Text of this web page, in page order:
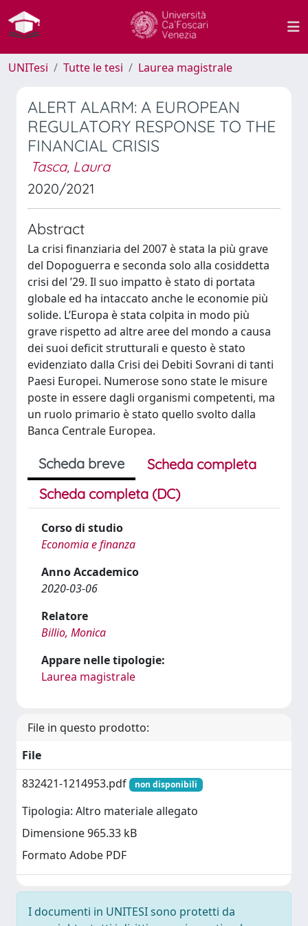
UNITesi Tutte le tesi Laurea magistrale
ALERT ALARM: A EUROPEAN
REGULATORY RESPONSE TO THE
FINANCIAL CRISIS
Tasca, Laura
2020/2021
Abstract
La crisi finanziaria del 2007 è stata la più grave
del Dopoguerra e seconda solo alla cosiddetta
crisi del ’29. Il suo impatto è stato di portata
globale ed ha intaccato anche le economie più
solide. L’Europa è stata colpita in modo più
grave rispetto ad altre aree del mondo a causa
dei suoi deficit strutturali e questo è stato
evidenziato dalla Crisi dei Debiti Sovrani di tanti
Paesi Europei. Numerose sono state le misure
poste in essere dagli organismi competenti, ma
un ruolo primario è stato quello svolto dalla
Banca Centrale Europea.
Scheda breve
Scheda completa
Scheda completa (DC)
Corso di studio
Economia e finanza
Anno Accademico
2020-03-06
Relatore
Billio, Monica
Appare nelle tipologie:
Laurea magistrale
File in questo prodotto:
File
832421-1214953.pdf
non disponibili
Tipologia: Altro materiale allegato
Dimensione 965.33 kB
Formato Adobe PDF
I documenti in UNITESI sono protetti da